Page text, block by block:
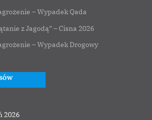
– Wypadek Qada
z Jagodą” – Cisna 2026
– Wypadek Drogowy
2026